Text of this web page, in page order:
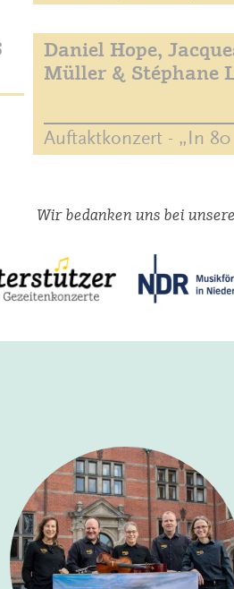
Daniel Hope,
Müller & Stéphane
Auftaktkonzert - „In
Wir bedanken uns bei